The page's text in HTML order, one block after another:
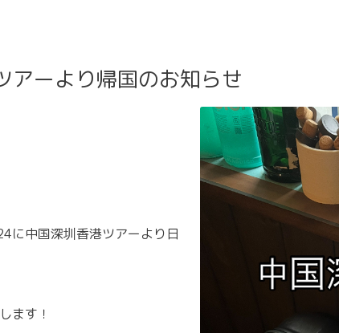
ーより帰国のお知らせ
に中国深圳香港ツアーより日
ます！